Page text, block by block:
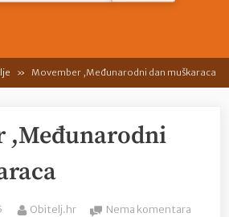
Movember ,Međunarodni dan muškaraca
,Međunarodni
By
Obitelj.hr Nema komentara